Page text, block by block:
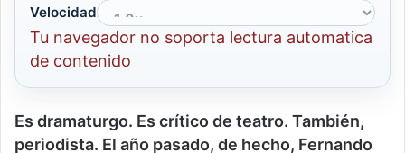
Velocidad
Tu navegador no soporta lectura automatica
de contenido
Es dramaturgo. Es crítico de teatro. También,
periodista. El año pasado, de hecho, Fernando